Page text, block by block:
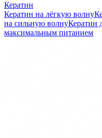
Кератин
Кератин на лёгкую волну
на сильную волнуКератин
максимальным питанием